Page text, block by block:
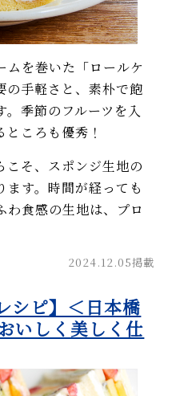
ムを巻いた「ロールケ
の手軽さと、素朴で飽
季節のフルーツを入
ころも優秀！
こそ、スポンジ生地の
す。時間が経っても
わ食感の生地は、プロ
2024.12.05掲載
シピ】＜日本橋
いしく美しく仕